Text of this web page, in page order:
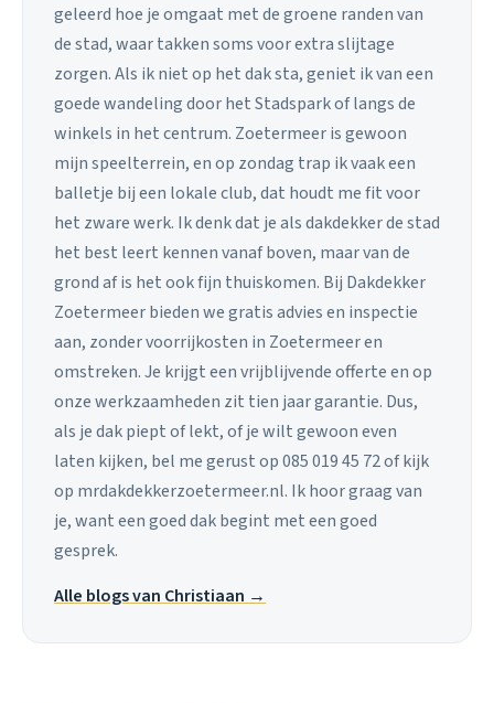
geleerd hoe je omgaat met de groene randen van
de stad, waar takken soms voor extra slijtage
zorgen. Als ik niet op het dak sta, geniet ik van een
goede wandeling door het Stadspark of langs de
winkels in het centrum. Zoetermeer is gewoon
mijn speelterrein, en op zondag trap ik vaak een
balletje bij een lokale club, dat houdt me fit voor
het zware werk. Ik denk dat je als dakdekker de stad
het best leert kennen vanaf boven, maar van de
grond af is het ook fijn thuiskomen. Bij Dakdekker
Zoetermeer bieden we gratis advies en inspectie
aan, zonder voorrijkosten in Zoetermeer en
omstreken. Je krijgt een vrijblijvende offerte en op
onze werkzaamheden zit tien jaar garantie. Dus,
als je dak piept of lekt, of je wilt gewoon even
laten kijken, bel me gerust op 085 019 45 72 of kijk
op mrdakdekkerzoetermeer.nl. Ik hoor graag van
je, want een goed dak begint met een goed
gesprek.
Alle blogs van Christiaan →